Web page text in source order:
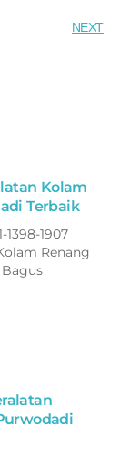
NEXT
Kolam
Terbaik
1907
Renang